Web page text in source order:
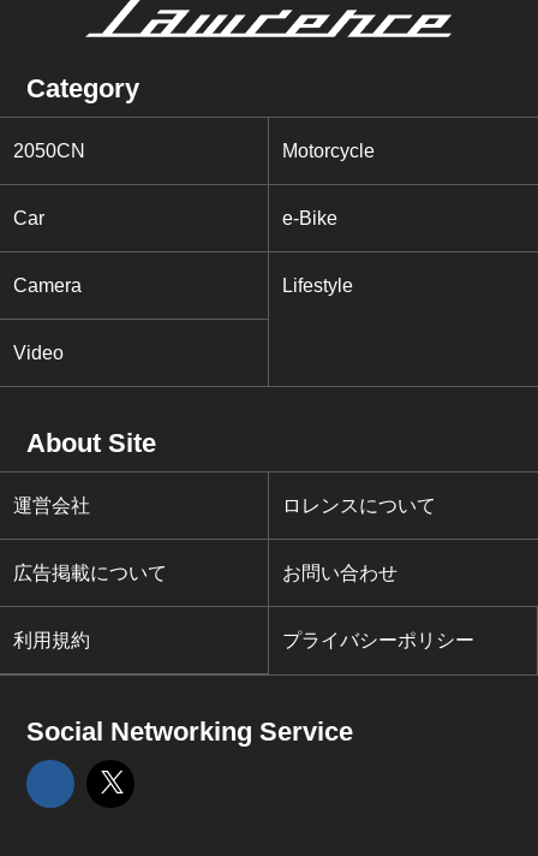
Category
2050CN Motorcycle
Car e-Bike
Camera Lifestyle
Video
About Site
運営会社 ロレンスについて
広告掲載について お問い合わせ
利用規約 プライバシーポリシー
Social Networking Service